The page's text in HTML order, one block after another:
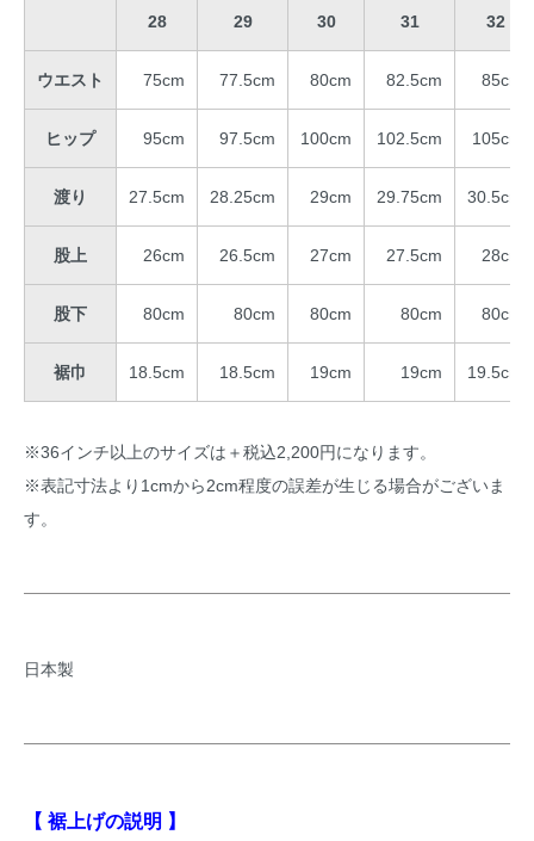
28 29 30 31 32
ウエスト 75cm 77.5cm 80cm 82.5cm 85cm
ヒップ 95cm 97.5cm 100cm 102.5cm 105cm
渡り 27.5cm 28.25cm 29cm 29.75cm 30.5cm
股上 26cm 26.5cm 27cm 27.5cm 28cm
股下 80cm 80cm 80cm 80cm 80cm
裾巾 18.5cm 18.5cm 19cm 19cm 19.5cm
※36インチ以上のサイズは＋税込2,200円になります。
※表記寸法より1cmから2cm程度の誤差が生じる場合がございま
す。
日本製
【 裾上げの説明 】